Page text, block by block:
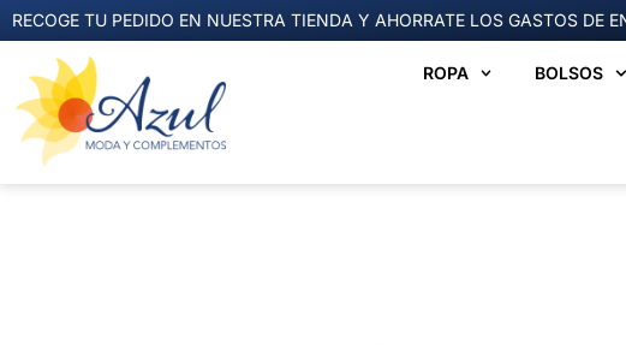
RECOGE TU PEDIDO EN NUESTRA TIENDA Y AHORRATE LOS GASTOS DE
ROPA BOLSOS